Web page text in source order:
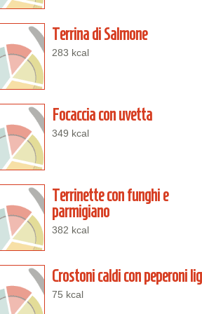
Terrina di Salmone
283 kcal
Focaccia con uvetta
349 kcal
Terrinette con funghi e
parmigiano
382 kcal
Crostoni caldi con peperoni
75 kcal